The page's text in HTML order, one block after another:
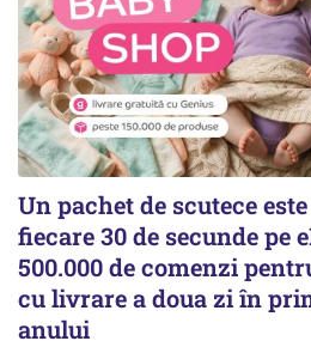
Un pachet de scutece
fiecare 30 de secunde pe
500.000 de comenzi
cu livrare a doua zi în
anului